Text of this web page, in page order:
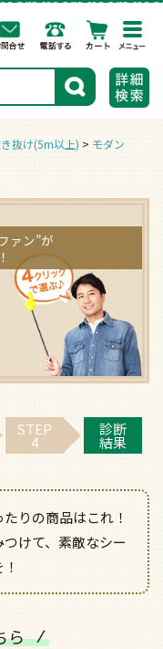
検索
抜け(5m以上)
モダン
ァン”が
STEP
4
診断
結果
りの商品はこれ！
けて、素敵なシー
ら